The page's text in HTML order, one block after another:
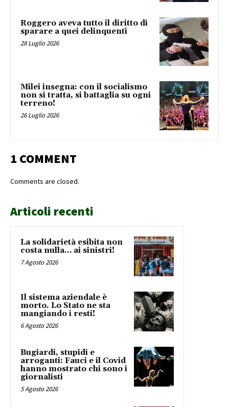
Roggero aveva tutto il diritto di
sparare a quei delinquenti
28 Luglio 2026
Milei insegna: con il socialismo
non si tratta, si battaglia su ogni
terreno!
26 Luglio 2026
1 COMMENT
Comments are closed.
Articoli recenti
La solidarietà esibita non
costa nulla… ai sinistri!
7 Agosto 2026
Il sistema aziendale è
morto. Lo Stato ne sta
mangiando i resti!
6 Agosto 2026
Bugiardi, stupidi e
arroganti: Fauci e il Covid
hanno mostrato chi sono i
giornalisti
5 Agosto 2026